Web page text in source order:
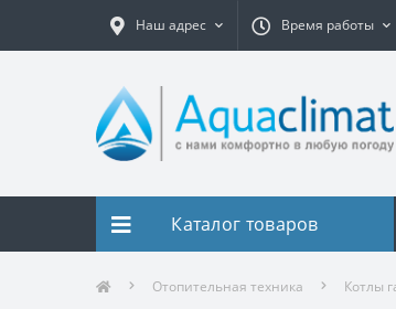
Наш адрес Время работы
Каталог товаров
Отопительная техника Котлы